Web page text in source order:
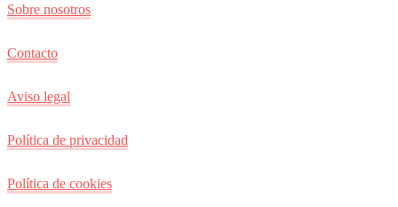
Sobre nosotros
Contacto
Aviso legal
Política de privacidad
Política de cookies